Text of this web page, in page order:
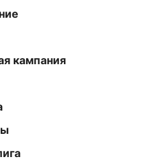
кампания